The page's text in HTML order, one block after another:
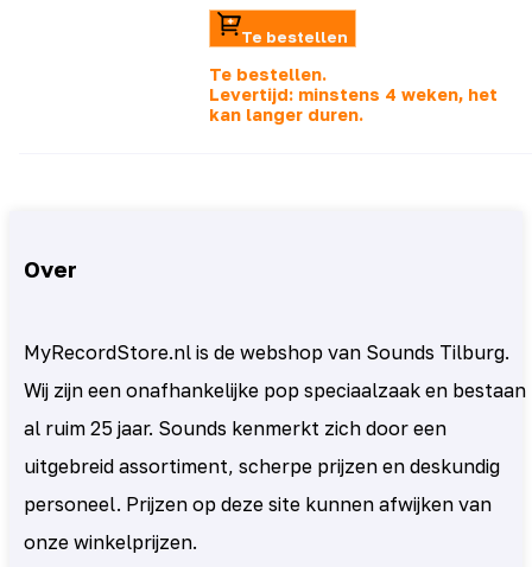
Te bestellen
Te bestellen.
Levertijd: minstens 4 weken, het
kan langer duren.
Over
MyRecordStore.nl is de webshop van Sounds Tilburg.
Wij zijn een onafhankelijke pop speciaalzaak en bestaan
al ruim 25 jaar. Sounds kenmerkt zich door een
uitgebreid assortiment, scherpe prijzen en deskundig
personeel. Prijzen op deze site kunnen afwijken van
onze winkelprijzen.